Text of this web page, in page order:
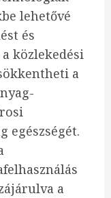
lehetővé
és
közlekedési
a
egészségét.
a